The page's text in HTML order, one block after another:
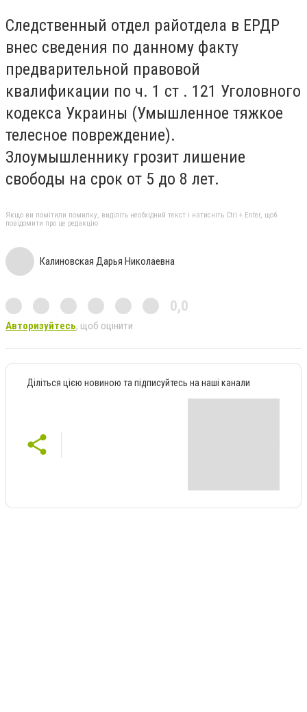
Следственный отдел райотдела в ЕРДР
внес сведения по данному факту
предварительной правовой
квалификации по ч. 1 ст . 121 Уголовного
кодекса Украины (Умышленное тяжкое
телесное повреждение).
Злоумышленнику грозит лишение
свободы на срок от 5 до 8 лет.
Якщо ви помітили помилку, виділіть необхідний текст і натисніть Ctrl + Enter, щоб
повідомити про це редакцію
Калиновская Дарья Николаевна
0,0
Авторизуйтесь, щоб оцінити
Діліться цією новиною та підписуйтесь на наші канали